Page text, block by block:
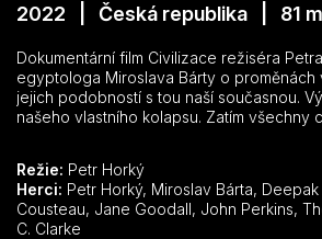
2022 | Česká republika | 81
Dokumentární film Civilizace režiséra
egyptologa Miroslava Bárty o proměnách
jejich podobností s tou naší současnou.
našeho vlastního kolapsu. Zatím všechny
Režie: Petr Horký
Herci:
Cousteau, Jane Goodall, John Perkins, Thor Heyerdahl, Arthur
C. Clarke